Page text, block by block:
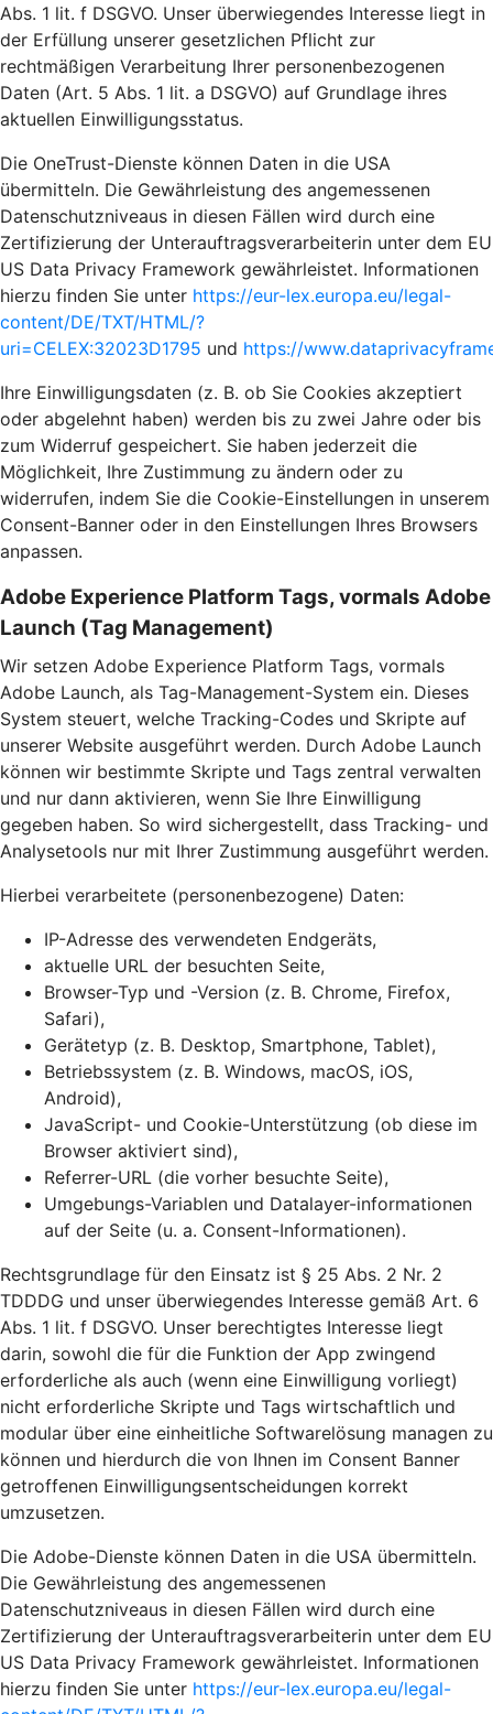
Abs. 1 lit. f DSGVO. Unser überwiegendes Interesse liegt in
der Erfüllung unserer gesetzlichen Pflicht zur
rechtmäßigen Verarbeitung Ihrer personenbezogenen
Daten (Art. 5 Abs. 1 lit. a DSGVO) auf Grundlage ihres
aktuellen Einwilligungsstatus.
Die OneTrust-Dienste können Daten in die USA
übermitteln. Die Gewährleistung des angemessenen
Datenschutzniveaus in diesen Fällen wird durch eine
Zertifizierung der Unterauftragsverarbeiterin unter dem EU
US Data Privacy Framework gewährleistet. Informationen
hierzu finden Sie unter https://eur-lex.europa.eu/legal-
content/DE/TXT/HTML/?
uri=CELEX:32023D1795 und https://
Ihre Einwilligungsdaten (z. B. ob Sie Cookies akzeptiert
oder abgelehnt haben) werden bis zu zwei Jahre oder bis
zum Widerruf gespeichert. Sie haben jederzeit die
Möglichkeit, Ihre Zustimmung zu ändern oder zu
widerrufen, indem Sie die Cookie-Einstellungen in unserem
Consent-Banner oder in den Einstellungen Ihres Browsers
anpassen.
Adobe Experience Platform Tags, vormals Adobe
Launch (Tag Management)
Wir setzen Adobe Experience Platform Tags, vormals
Adobe Launch, als Tag-Management-System ein. Dieses
System steuert, welche Tracking-Codes und Skripte auf
unserer Website ausgeführt werden. Durch Adobe Launch
können wir bestimmte Skripte und Tags zentral verwalten
und nur dann aktivieren, wenn Sie Ihre Einwilligung
gegeben haben. So wird sichergestellt, dass Tracking- und
Analysetools nur mit Ihrer Zustimmung ausgeführt werden.
Hierbei verarbeitete (personenbezogene) Daten:
IP-Adresse des verwendeten Endgeräts,
aktuelle URL der besuchten Seite,
Browser-Typ und -Version (z. B. Chrome, Firefox,
Safari),
Gerätetyp (z. B. Desktop, Smartphone, Tablet),
Betriebssystem (z. B. Windows, macOS, iOS,
Android),
JavaScript- und Cookie-Unterstützung (ob diese im
Browser aktiviert sind),
Referrer-URL (die vorher besuchte Seite),
Umgebungs-Variablen und Datalayer-informationen
auf der Seite (u. a. Consent-Informationen).
Rechtsgrundlage für den Einsatz ist § 25 Abs. 2 Nr. 2
TDDDG und unser überwiegendes Interesse gemäß Art. 6
Abs. 1 lit. f DSGVO. Unser berechtigtes Interesse liegt
darin, sowohl die für die Funktion der App zwingend
erforderliche als auch (wenn eine Einwilligung vorliegt)
nicht erforderliche Skripte und Tags wirtschaftlich und
modular über eine einheitliche Softwarelösung managen zu
können und hierdurch die von Ihnen im Consent Banner
getroffenen Einwilligungsentscheidungen korrekt
umzusetzen.
Die Adobe-Dienste können Daten in die USA übermitteln.
Die Gewährleistung des angemessenen
Datenschutzniveaus in diesen Fällen wird durch eine
Zertifizierung der Unterauftragsverarbeiterin unter dem EU
US Data Privacy Framework gewährleistet. Informationen
hierzu finden Sie unter https://eur-lex.europa.eu/legal-